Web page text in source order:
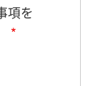
項を